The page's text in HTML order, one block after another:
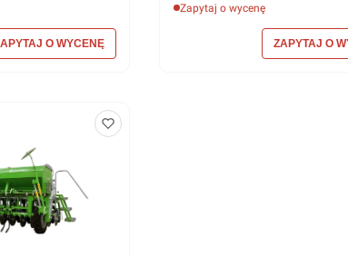
Zapytaj o wycenę